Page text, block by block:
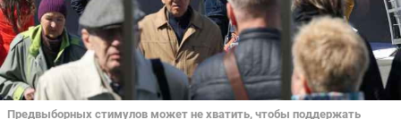
Предвыборных стимулов может не хватить, чтобы поддержать